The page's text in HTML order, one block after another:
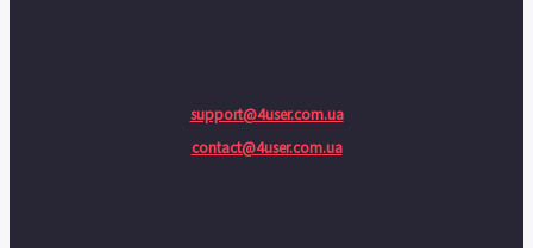
support@4user.com.ua
contact@4user.com.ua